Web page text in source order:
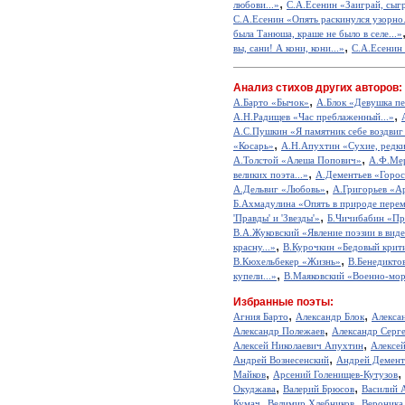
любови...», С.А.Есенин «Заиграй,
С.А.Есенин «Опять раскинулся
была Танюша, краше не было в селе...»
вы, сани! А кони, кони...», С.А.Есенин
Анализ стихов других авторов:
А.Барто «Бычок», А.Блок «Девушка
А.Н.Радищев «Час преблаженный...»,
А.С.Пушкин «Я памятник себе
«Косарь», А.Н.Апухтин «Сухие,
А.Толстой «Алеша Попович»,
великих поэта...», А.Дементьев
А.Дельвиг «Любовь», А.Григорьев
Б.Ахмадулина «Опять в природе
'Правды' и 'Звезды'», Б.Чичибабин
В.А.Жуковский «Явление поэзии в
красну...», В.Курочкин «Бедовый
В.Кюхельбекер «Жизнь»,
купели...», В.Маяковский «Военно-
Избранные поэты:
Агния Барто, Александр Блок,
Александр Полежаев, Александр
Алексей Николаевич Апухтин,
Андрей Вознесенский, Андрей
Майков, Арсений Голенищев-Кутузов,
Окуджава, Валерий Брюсов, Василий